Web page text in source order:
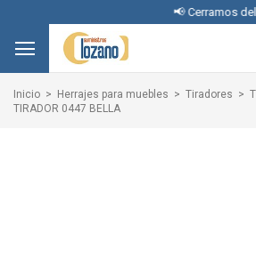
📢 Cerramos del17
Inicio Herrajes para muebles Tiradores
TIRADOR 0447 BELLA